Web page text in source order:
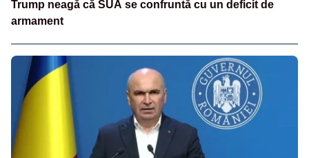
Trump neagă că SUA se confruntă cu un deficit de
armament